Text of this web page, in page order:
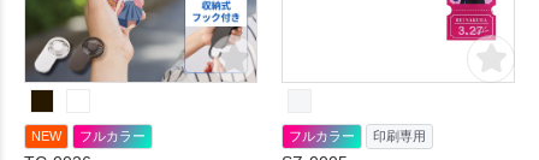
ッズやスポーツチームの応援
グッズなど、幅広くご提案頂
けます。
NEW フルカラー フルカラー 印刷専用